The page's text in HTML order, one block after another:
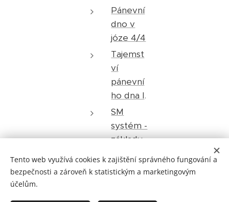
Pánevní
dno v
józe 4/4
Tajemst
ví
pánevní
ho dna I.
SM
systém -
základy
Tento web využívá cookies k zajištění správného fungování a
bezpečnosti a zároveň k statistickým a marketingovým
účelům.